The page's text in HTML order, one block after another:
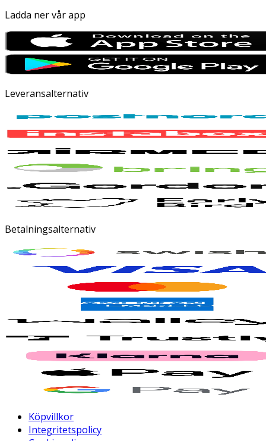
Ladda ner vår app
Leveransalternativ
Betalningsalternativ
Köpvillkor
Integritetspolicy